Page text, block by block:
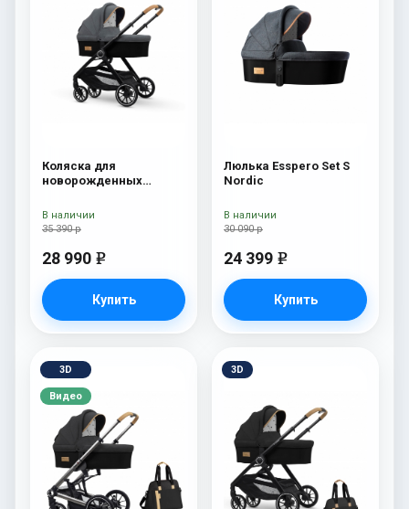
Коляска для
новорожденных
35 390 р
28 990 e
Купить
В наличии
Люлька Esspero Set S
Nordic
30 090 р
24 399 e
Купить
В наличии
3D
Видео
3D